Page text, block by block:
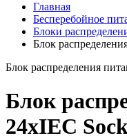
Главная
Бесперебойное
Блоки
Блок
Блок распределения
Блок
24xIEC